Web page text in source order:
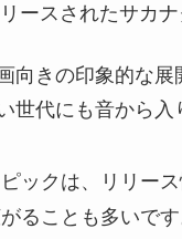
ースされたサカ
向きの印象的な展
世代にも音から入
ックは、リリー
ることも多いで